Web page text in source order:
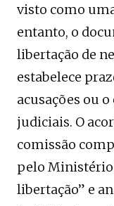
visto como
entanto, o
libertação de
estabelece
acusações ou
judiciais. O
comissão
pelo Ministério
libertação” e